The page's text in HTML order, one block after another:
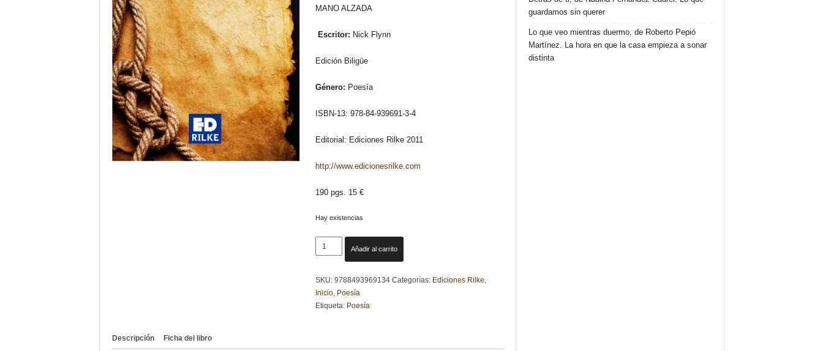
MANO ALZADA
Escritor: Nick Flynn
Edición Biligüe
Género: Poesía
ISBN-13: 978-84-939691-3-4
Editorial: Ediciones Rilke 2011
http://www.edicionesrilke.com
190 pgs. 15 €
Hay existencias
EL
CAPITÁN
UNA
VOTACIÓN
A
Añadir al carrito
SKU:9788493969134 Categorías: Ediciones Rilke,
Inicio, Poesía
Etiqueta: Poesía
Descripción Ficha del libro
guardamos sin querer
Lo que veo mientras duermo, de Roberto Pepió
Martínez. La hora en que la casa empieza a sonar
distinta